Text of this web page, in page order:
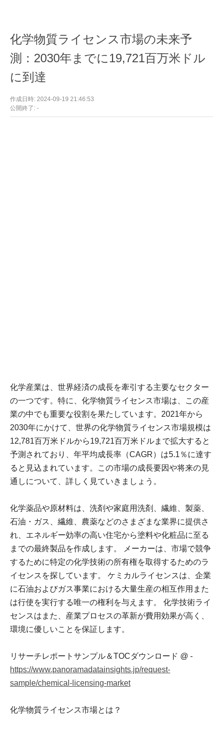
化学物質ライセンス市場の未来予
測：2030年までに19,721百万米ドル
に到達
作成日時: 2024-09-19 21:46:53
公開終了: -
化学産業は、世界経済の成長を牽引する主要なセクター
の一つです。特に、化学物質ライセンス市場は、この産
業の中でも重要な役割を果たしています。2021年から
2030年にかけて、世界の化学物質ライセンス市場規模は
12,781百万米ドルから19,721百万米ドルまで拡大すると
予測されており、年平均成長率（CAGR）は5.1％に達す
ると見込まれています。この市場の成長要因や将来の見
通しについて、詳しく見ていきましょう。
化学薬品や原材料は、洗剤や家庭用洗剤、繊維、製薬、
石油・ガス、繊維、農薬などのさまざまな業界に提供さ
れ、エネルギー効率の高い住宅から塗料や化粧品に至る
までの最終製品を作成します。 メーカーは、市場で競争
するために特定の化学技術の所有権を取得するためのラ
イセンスを探しています。 ケミカルライセンスは、企業
に石油およびガス事業における大量生産の相互作用また
は行使を実行する唯一の権利を与えます。 化学技術ライ
センスはまた、産業プロセスの革新が費用効果が高く、
環境に優しいことを保証します。
リサーチレポートサンプル＆TOCダウンロード @ -
https://www.panoramadatainsights.jp/request-
sample/chemical-licensing-market
化学物質ライセンス市場とは？